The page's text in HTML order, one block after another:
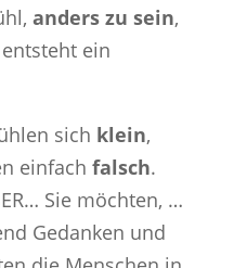
anders zu sein,
ein
sich klein,
einfach falsch.
Sie möchten, …
Gedanken und